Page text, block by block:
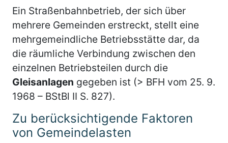
Ein Straßenbahnbetrieb, der sich über
mehrere Gemeinden erstreckt, stellt eine
mehrgemeindliche Betriebsstätte dar, da
die räumliche Verbindung zwischen den
einzelnen Betriebsteilen durch die
Gleisanlagen gegeben ist (> BFH vom 25. 9.
1968 – BStBl II S. 827).
Zu berücksichtigende Faktoren
von Gemeindelasten